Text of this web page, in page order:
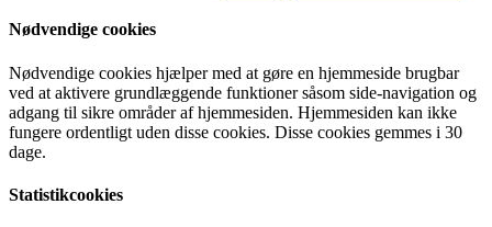
Nødvendige cookies
Nødvendige cookies hjælper med at gøre en hjemmeside brugbar
ved at aktivere grundlæggende funktioner såsom side-navigation og
adgang til sikre områder af hjemmesiden. Hjemmesiden kan ikke
fungere ordentligt uden disse cookies. Disse cookies gemmes i 30
dage.
Statistikcookies